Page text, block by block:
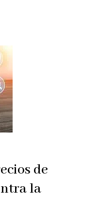
de
la